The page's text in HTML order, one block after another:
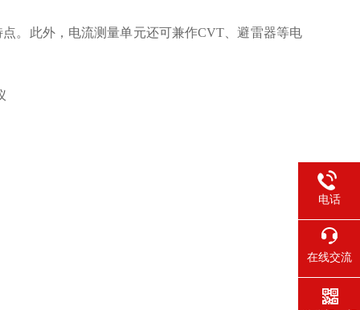
。此外，电流测量单元还可兼作CVT、避雷器等电
电话
在线交流